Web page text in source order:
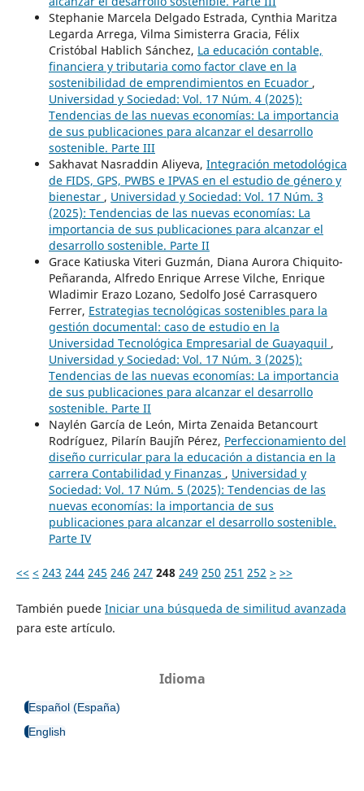
Stephanie Marcela Delgado Estrada, Cynthia Maritza
Legarda Arrega, Vilma Simisterra Gracia, Félix
Cristóbal Hablich Sánchez, La educación contable,
financiera y tributaria como factor clave en la
sostenibilidad de emprendimientos en Ecuador ,
Universidad y Sociedad: Vol. 17 Núm. 4 (2025):
Tendencias de las nuevas economías: La importancia
de sus publicaciones para alcanzar el desarrollo
sostenible. Parte III
Sakhavat Nasraddin Aliyeva, Integración metodológica
de FIDS, GPS, PWBS e IPVAS en el estudio de género y
bienestar , Universidad y Sociedad: Vol. 17 Núm. 3
(2025): Tendencias de las nuevas economías: La
importancia de sus publicaciones para alcanzar el
desarrollo sostenible. Parte II
Grace Katiuska Viteri Guzmán, Diana Aurora Chiquito-
Peñaranda, Alfredo Enrique Arrese Vilche, Enrique
Wladimir Erazo Lozano, Sedolfo José Carrasquero
Ferrer, Estrategias tecnológicas sostenibles para la
gestión documental: caso de estudio en la
Universidad Tecnológica Empresarial de Guayaquil ,
Universidad y Sociedad: Vol. 17 Núm. 3 (2025):
Tendencias de las nuevas economías: La importancia
de sus publicaciones para alcanzar el desarrollo
sostenible. Parte II
Naylén García de León, Mirta Zenaida Betancourt
Rodríguez, Pilarín Bauj´´in Pérez, Perfeccionamiento del
diseño curricular para la educación a distancia en la
carrera Contabilidad y Finanzas , Universidad y
Sociedad: Vol. 17 Núm. 5 (2025): Tendencias de las
nuevas economías: la importancia de sus
publicaciones para alcanzar el desarrollo sostenible.
Parte IV
<< < 243 244 245 246 247 248 249 250 251 252 > >>
También puede Iniciar una búsqueda de similitud avanzada
para este artículo.
Idioma
Español (España)
English